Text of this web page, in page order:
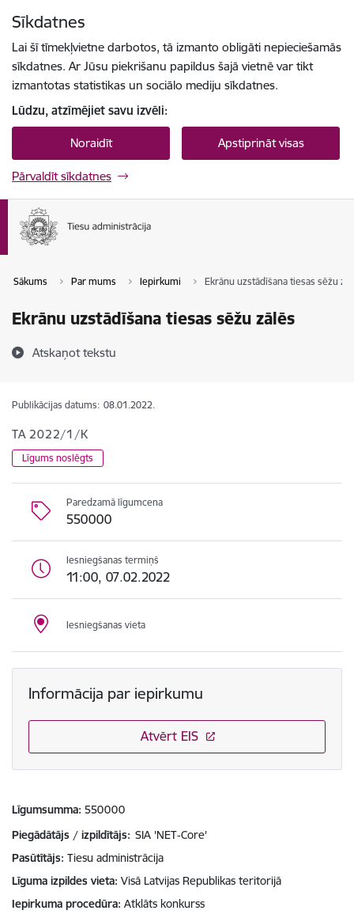
Sīkdatnes
Lai šī tīmekļvietne darbotos, tā izmanto obligāti nepieciešamās
sīkdatnes. Ar Jūsu piekrišanu papildus šajā vietnē var tikt
izmantotas statistikas un sociālo mediju sīkdatnes.
Lūdzu, atzīmējiet savu izvēli:
Noraidīt Apstiprināt visas
Pārvaldīt sīkdatnes
Sākums Par mums Iepirkumi Ekrānu uzstādīšana tiesas sēžu
Ekrānu uzstādīšana tiesas sēžu zālēs
Atskaņot tekstu
Publikācijas datums: 08.01.2022.
TA 2022/1/K
Līgums noslēgts
Paredzamā līgumcena
550000
Iesniegšanas termiņš
11:00, 07.02.2022
Iesniegšanas vieta
Informācija par iepirkumu
Atvērt EIS
Līgumsumma 550000
Piegādātājs / izpildītājs: SIA 'NET-Core'
Pasūtītājs Tiesu administrācija
Līguma izpildes vieta Visā Latvijas Republikas teritorijā
Iepirkuma procedūra Atklāts konkurss